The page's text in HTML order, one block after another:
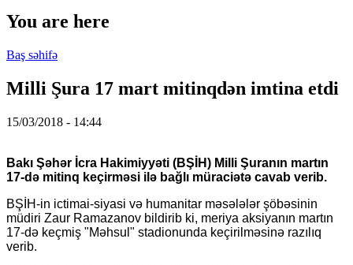
You are here
Baş səhifə
Milli Şura 17 mart mitinqdən imtina etdi
15/03/2018 - 14:44
Bakı Şəhər İcra Hakimiyyəti (BŞİH) Milli Şuranın martın
17-də mitinq keçirməsi ilə bağlı müraciətə cavab verib.
BŞİH-in ictimai-siyasi və humanitar məsələlər şöbəsinin
müdiri Zaur Ramazanov bildirib ki, meriya aksiyanın martın
17-də keçmiş "Məhsul" stadionunda keçirilməsinə razılıq
verib.